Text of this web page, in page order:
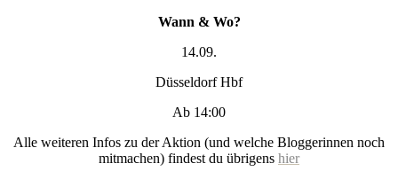
Wann & Wo?
14.09.
Düsseldorf Hbf
Ab 14:00
Alle weiteren Infos zu der Aktion (und welche Bloggerinnen noch
mitmachen) findest du übrigens hier